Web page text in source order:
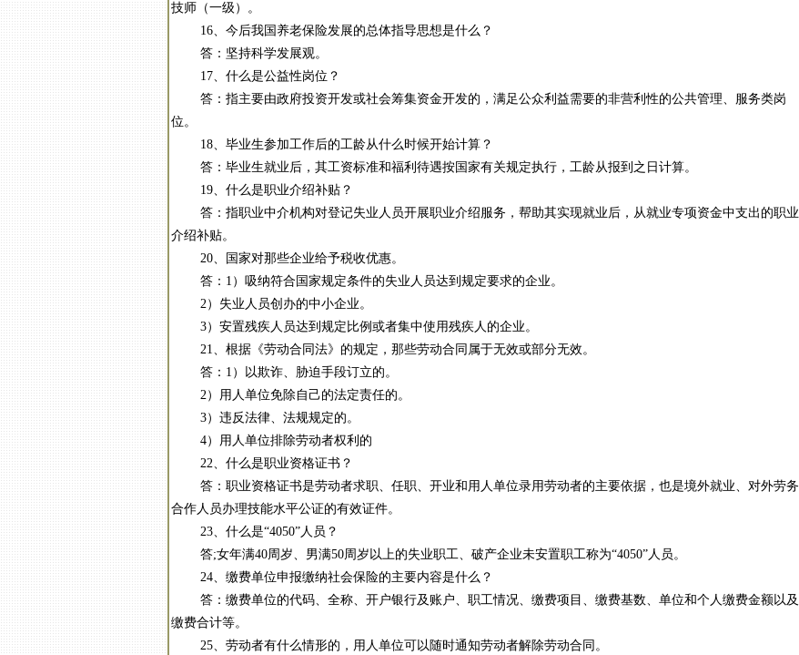
技师（一级）。
16、今后我国养老保险发展的总体指导思想是什么？
答：坚持科学发展观。
17、什么是公益性岗位？
答：指主要由政府投资开发或社会筹集资金开发的，满足公众利益需要的非营利性的公共管理、服务类岗
位。
18、毕业生参加工作后的工龄从什么时候开始计算？
答：毕业生就业后，其工资标准和福利待遇按国家有关规定执行，工龄从报到之日计算。
19、什么是职业介绍补贴？
答：指职业中介机构对登记失业人员开展职业介绍服务，帮助其实现就业后，从就业专项资金中支出的职业
介绍补贴。
20、国家对那些企业给予税收优惠。
答：1）吸纳符合国家规定条件的失业人员达到规定要求的企业。
2）失业人员创办的中小企业。
3）安置残疾人员达到规定比例或者集中使用残疾人的企业。
21、根据《劳动合同法》的规定，那些劳动合同属于无效或部分无效。
答：1）以欺诈、胁迫手段订立的。
2）用人单位免除自己的法定责任的。
3）违反法律、法规规定的。
4）用人单位排除劳动者权利的
22、什么是职业资格证书？
答：职业资格证书是劳动者求职、任职、开业和用人单位录用劳动者的主要依据，也是境外就业、对外劳务
合作人员办理技能水平公证的有效证件。
23、什么是“4050”人员？
答;女年满40周岁、男满50周岁以上的失业职工、破产企业未安置职工称为“4050”人员。
24、缴费单位申报缴纳社会保险的主要内容是什么？
答：缴费单位的代码、全称、开户银行及账户、职工情况、缴费项目、缴费基数、单位和个人缴费金额以及
缴费合计等。
25、劳动者有什么情形的，用人单位可以随时通知劳动者解除劳动合同。